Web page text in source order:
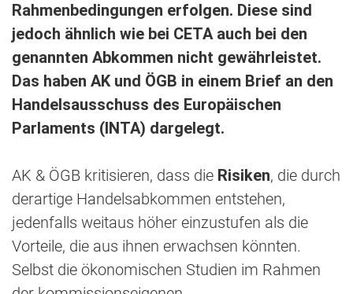
Rahmenbedingungen erfolgen. Diese sind
jedoch ähnlich wie bei CETA auch bei den
genannten Abkommen nicht gewährleistet.
Das haben AK und ÖGB in einem Brief an den
Handelsausschuss des Europäischen
Parlaments (INTA) dargelegt.
AK & ÖGB kritisieren, dass die Risiken, die durch
derartige Handelsabkommen entstehen,
jedenfalls weitaus höher einzustufen als die
Vorteile, die aus ihnen erwachsen könnten.
Selbst die ökonomischen Studien im Rahmen